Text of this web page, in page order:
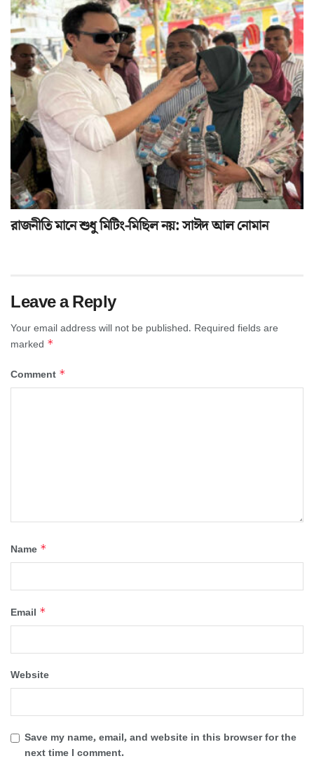
রাজনীতি মানে শুধু মিটিং-মিছিল নয়: সাঈদ আল নোমান
Leave a Reply
Your email address will not be published. Required fields are
marked *
Comment *
Name *
Email *
Website
Save my name, email, and website in this browser for the
next time I comment.